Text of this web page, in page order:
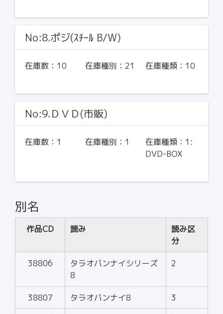
No:8.ポジ(ｽﾁｰﾙ B/W)
在庫数： 10 在庫種別： 21 在庫種類： 10
No:9.ＤＶＤ(市販)
在庫数： 1 在庫種別： 1 在庫種類： 1:
DVD-BOX
別名
作品CD 読み
読み区
分
38806
タラオバンナイシリーズ
8
2
38807 タラオバンナイ8 3